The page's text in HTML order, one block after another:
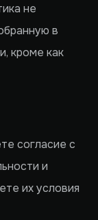
не
в
кроме как
согласие с
и
их условия